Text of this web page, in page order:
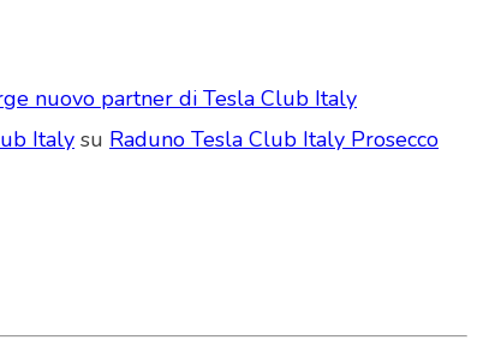
nuovo partner di Tesla Club Italy
Italy su Raduno Tesla Club Italy Prosecco